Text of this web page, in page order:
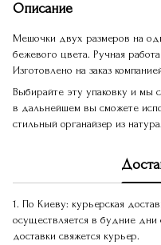
Описание
Мешочки двух размеров на
бежевого цвета. Ручная
Изготовлено на заказ
Выбирайте эту упаковку и мы
в дальнейшем вы сможете
стильный органайзер из
1. По Киеву: курьерская
осуществляется в будние
доставки свяжется курьер.